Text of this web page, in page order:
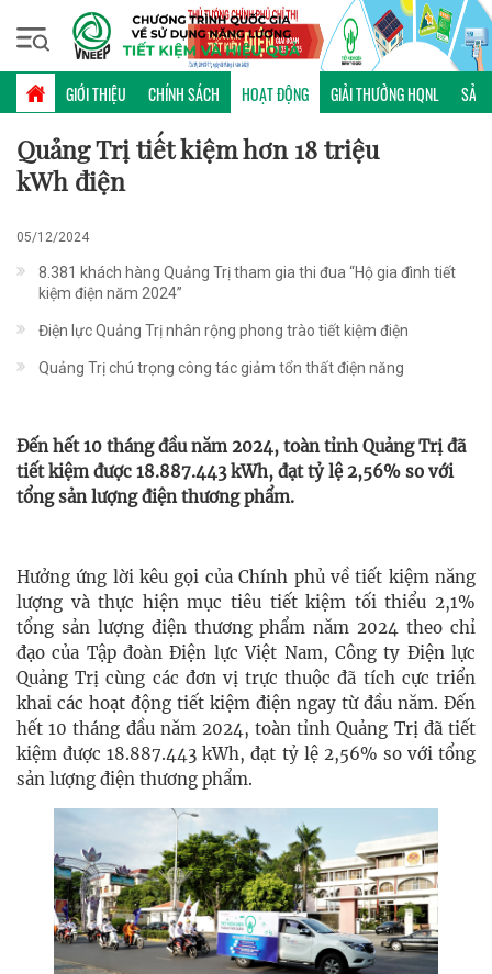
GIỚI THIỆU CHÍNH SÁCH HOẠT ĐỘNG GIẢI THƯỞNG HQNL SẢN
Thứ năm, 06/08/2026 | 08:55 GMT+7
HOẠT ĐỘNG
Quảng Trị tiết kiệm hơn 18 triệu
kWh điện
05/12/2024
8.381 khách hàng Quảng Trị tham gia thi đua “Hộ gia đình tiết
kiệm điện năm 2024”
Điện lực Quảng Trị nhân rộng phong trào tiết kiệm điện
Quảng Trị chú trọng công tác giảm tổn thất điện năng
Đến hết 10 tháng đầu năm 2024, toàn tỉnh Quảng Trị đã
tiết kiệm được 18.887.443 kWh, đạt tỷ lệ 2,56% so với
tổng sản lượng điện thương phẩm.
Hưởng ứng lời kêu gọi của Chính phủ về tiết kiệm năng
lượng và thực hiện mục tiêu tiết kiệm tối thiểu 2,1%
tổng sản lượng điện thương phẩm năm 2024 theo chỉ
đạo của Tập đoàn Điện lực Việt Nam, Công ty Điện lực
Quảng Trị cùng các đơn vị trực thuộc đã tích cực triển
khai các hoạt động tiết kiệm điện ngay từ đầu năm. Đến
hết 10 tháng đầu năm 2024, toàn tỉnh Quảng Trị đã tiết
kiệm được 18.887.443 kWh, đạt tỷ lệ 2,56% so với tổng
sản lượng điện thương phẩm.